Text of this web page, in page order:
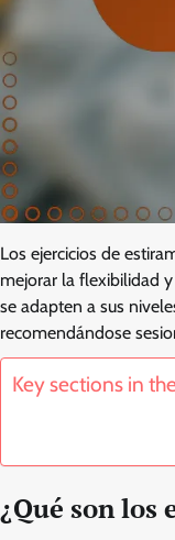
Los ejercicios de
mejorar la flexibilidad
se adapten a sus
recomendándose
Key sections in
¿Qué son